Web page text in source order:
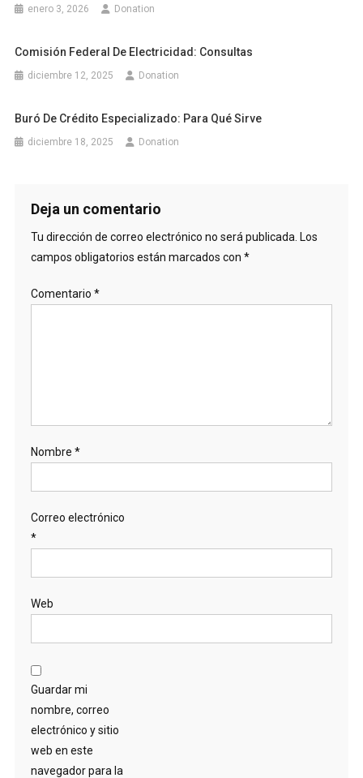
enero 3, 2026 Donation
Comisión Federal De Electricidad: Consultas
diciembre 12, 2025 Donation
Buró De Crédito Especializado: Para Qué Sirve
diciembre 18, 2025 Donation
Deja un comentario
Tu dirección de correo electrónico no será publicada. Los
campos obligatorios están marcados con *
Comentario *
Nombre *
Correo electrónico
*
Web
Guardar mi
nombre, correo
electrónico y sitio
web en este
navegador para la